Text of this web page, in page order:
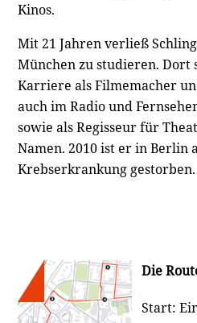
Kinos.
Mit 21 Jahren verließ
München zu studieren. Dort
Karriere als Filmemacher
auch im Radio und
sowie als Regisseur für
Namen. 2010 ist er in Berlin
Krebserkrankung gestorben.
Die
Start: